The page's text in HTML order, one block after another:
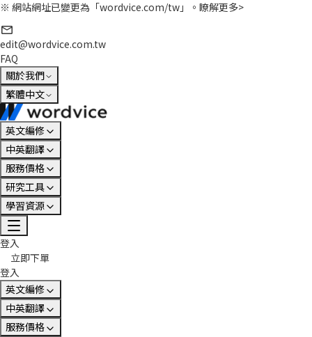
※ 網站網址已變更為「wordvice.com/tw」。 瞭解更多>
edit@wordvice.com.tw
FAQ
關於我們
繁體中文
英文編修
中英翻譯
服務價格
研究工具
學習資源
登入
立即下單
登入
英文編修
中英翻譯
服務價格